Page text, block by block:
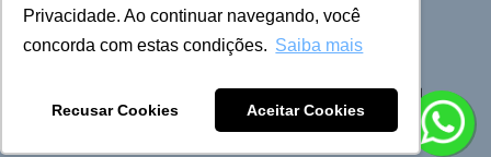
Privacidade. Ao continuar navegando, você
concorda com estas condições. Saiba mais
Recusar Cookies Aceitar Cookies
Play Store e App Store
Todos os direitos reservados © 2025 Cruzeiro do Sul